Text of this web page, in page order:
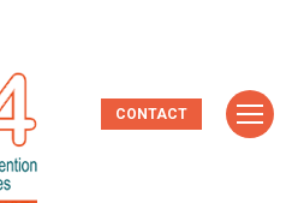
CONTACT